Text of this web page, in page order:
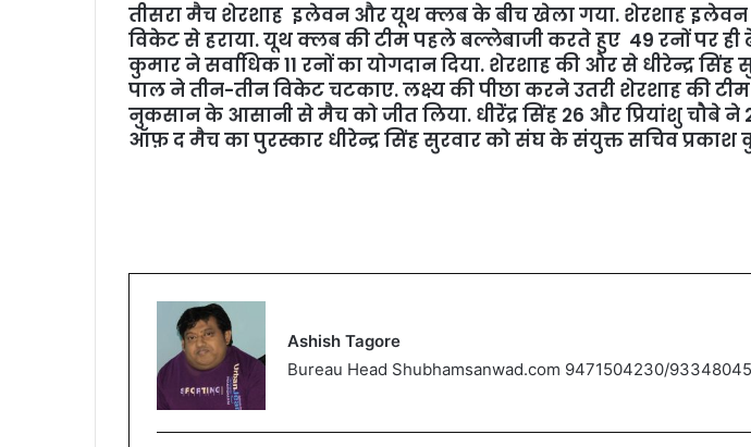
तीसरा मैच शेरशाह इलेवन और यूथ क्लब के बीच खेला गया. शेरशाह इलेवन
विकेट से हराया. यूथ क्लब की टीम पहले बल्लेबाजी करते हुए 49 रनों पर ही
कुमार ने सर्वाधिक 11 रनों का योगदान दिया. शेरशाह की ओर से धीरेन्द्र सिंह
पाल ने तीन-तीन विकेट चटकाए. लक्ष्य की पीछा करने उतरी शेरशाह की
नुकसान के आसानी से मैच को जीत लिया. धीरेंंद्र सिंह 26 और प्रियांशु चौबे
ऑफ़ द मैच का पुरस्कार धीरेन्द्र सिंह सुरवार को संघ के संयुक्त सचिव प्रकाश
Ashish Tagore
Bureau Head Shubhamsanwad.com 9471504230/